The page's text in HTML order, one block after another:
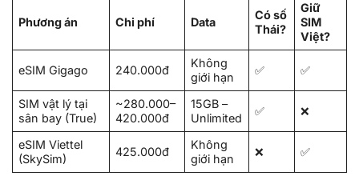
Phương án Chi phí Data
Có số
Thái?
Giữ
SIM
Việt?
eSIM Gigago 240.000đ
Không
giới hạn
✅ ✅
SIM vật lý tại
sân bay (True)
~280.000–
420.000đ
15GB –
Unlimited
✅ ❌
eSIM Viettel
(SkySim)
425.000đ
Không
giới hạn
❌ ✅